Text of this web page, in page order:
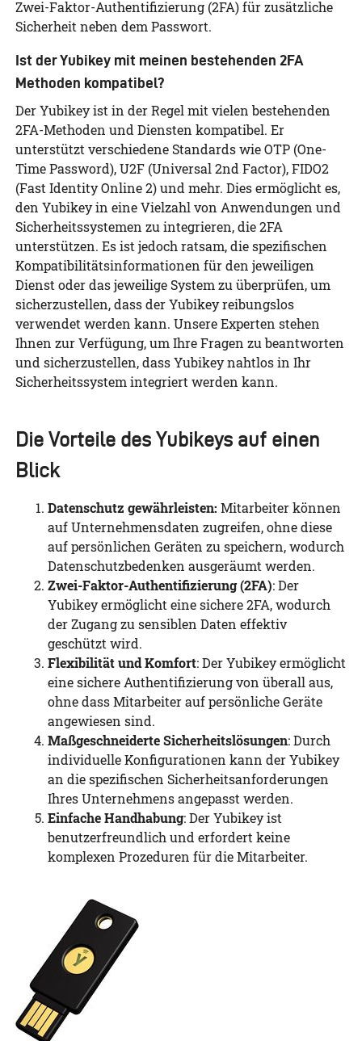
Zwei-Faktor-Authentifizierung (2FA) für zusätzliche
Sicherheit neben dem Passwort.
Ist der Yubikey mit meinen bestehenden 2FA
Methoden kompatibel?
Der Yubikey ist in der Regel mit vielen bestehenden
2FA-Methoden und Diensten kompatibel. Er
unterstützt verschiedene Standards wie OTP (One-
Time Password), U2F (Universal 2nd Factor), FIDO2
(Fast Identity Online 2) und mehr. Dies ermöglicht es,
den Yubikey in eine Vielzahl von Anwendungen und
Sicherheitssystemen zu integrieren, die 2FA
unterstützen. Es ist jedoch ratsam, die spezifischen
Kompatibilitätsinformationen für den jeweiligen
Dienst oder das jeweilige System zu überprüfen, um
sicherzustellen, dass der Yubikey reibungslos
verwendet werden kann. Unsere Experten stehen
Ihnen zur Verfügung, um Ihre Fragen zu beantworten
und sicherzustellen, dass Yubikey nahtlos in Ihr
Sicherheitssystem integriert werden kann.
Die Vorteile des Yubikeys auf einen
Blick
Datenschutz gewährleisten: Mitarbeiter können
auf Unternehmensdaten zugreifen, ohne diese
auf persönlichen Geräten zu speichern, wodurch
Datenschutzbedenken ausgeräumt werden.
Zwei-Faktor-Authentifizierung(2FA): Der
Yubikey ermöglicht eine sichere 2FA, wodurch
der Zugang zu sensiblen Daten effektiv
geschützt wird.
Flexibilität und Komfort: Der Yubikey ermöglicht
eine sichere Authentifizierung von überall aus,
ohne dass Mitarbeiter auf persönliche Geräte
angewiesen sind.
Maßgeschneiderte Sicherheitslösungen: Durch
individuelle Konfigurationen kann der Yubikey
an die spezifischen Sicherheitsanforderungen
Ihres Unternehmens angepasst werden.
Einfache Handhabung: Der Yubikey ist
benutzerfreundlich und erfordert keine
komplexen Prozeduren für die Mitarbeiter.